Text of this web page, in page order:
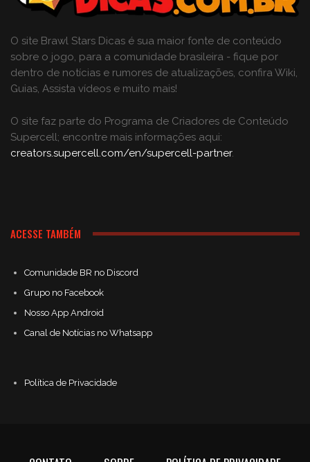
O site Brawl Stars Dicas é sua maior fonte de conteúdo
sobre o jogo, para a comunidade brasileira - fique por
dentro de notícias e rumores de atualizações, confira Wiki,
Guias, Assista vídeos e muito mais!
O site faz parte do Programa de Criadores de Conteúdo
Supercell; encontre mais informações aqui:
creators.supercell.com/en/supercell-partner.
ACESSE TAMBÉM
Comunidade BR no Discord
Grupo no Facebook
Nosso App Android
Canal de Notícias no Whatsapp
Política de Privacidade